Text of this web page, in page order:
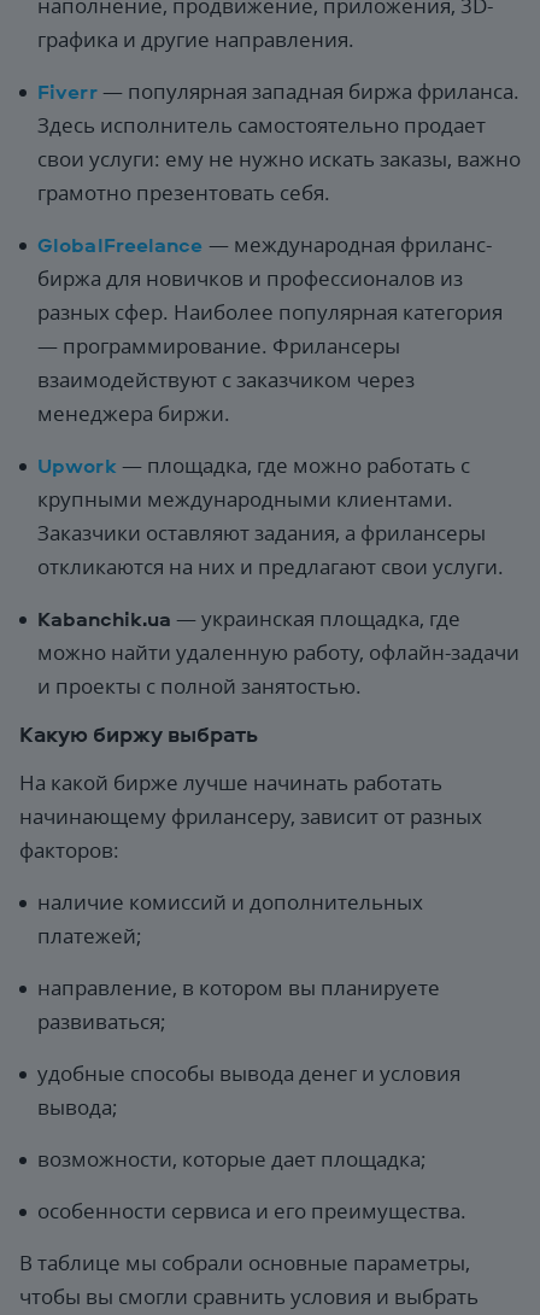
графика и другие направления.
Fiverr— популярная западная биржа фриланса.
Здесь исполнитель самостоятельно продает
свои услуги: ему не нужно искать заказы, важно
грамотно презентовать себя.
GlobalFreelance — международная фриланс-
биржа для новичков и профессионалов из
разных сфер. Наиболее популярная категория
— программирование. Фрилансеры
взаимодействуют с заказчиком через
менеджера биржи.
Upwork — площадка, где можно работать с
крупными международными клиентами.
Заказчики оставляют задания, а фрилансеры
откликаются на них и предлагают свои услуги.
Kabanchik.ua — украинская площадка, где
можно найти удаленную работу, офлайн-задачи
и проекты с полной занятостью.
Какую биржу выбрать
На какой бирже лучше начинать работать
начинающему фрилансеру, зависит от разных
факторов:
наличие комиссий и дополнительных
платежей;
направление, в котором вы планируете
развиваться;
удобные способы вывода денег и условия
вывода;
возможности, которые дает площадка;
особенности сервиса и его преимущества.
В таблице мы собрали основные параметры,
чтобы вы смогли сравнить условия и выбрать